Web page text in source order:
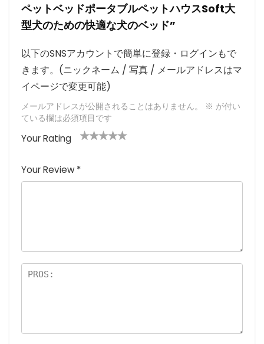
ペットベッドポータブルペットハウスSoft大
型犬のための快適な犬のベッド”
以下のSNSアカウントで簡単に登録・ログインもで
きます。(ニックネーム / 写真 / メールアドレスはマ
イページで変更可能)
メールアドレスが公開されることはありません。 ※ が付い
ている欄は必須項目です
Your Rating
つ
星
価
星
(最
(最高
評価:
(最高評
価: 5つ
高評価: 5
つ星)
Your Review *